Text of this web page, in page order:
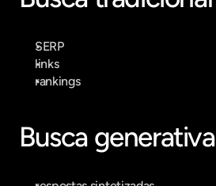
SERP
links
rankings
Busca generativa